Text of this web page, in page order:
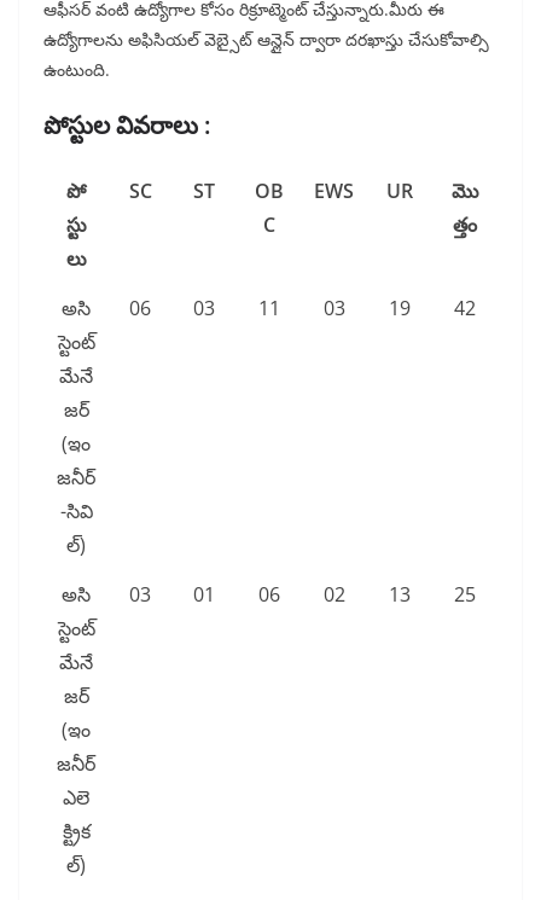
ఆఫీసర్ వంటి ఉద్యోగాల కోసం రిక్రూట్మెంట్ చేస్తున్నారు.మీరు ఈ
ఉద్యోగాలను అఫిసియల్ వెబ్సైట్ ఆన్లైన్ ద్వారా దరఖాస్తు చేసుకోవాల్సి
ఉంటుంది.
పోస్టుల వివరాలు :
పో
స్టు
లు
SC ST
OB
C
EWS UR
మొ
త్తం
అసి
స్టెంట్
మేనే
జర్
(ఇం
జనీర్
-సివి
ల్)
06 03 11 03 19 42
అసి
స్టెంట్
మేనే
జర్
(ఇం
జనీర్
ఎలె
క్ట్రిక
ల్)
03 01 06 02 13 25